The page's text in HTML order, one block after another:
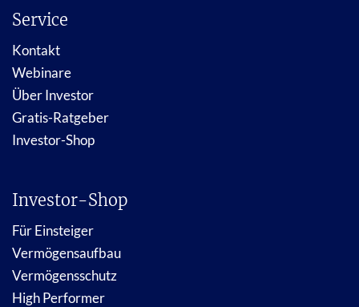
Service
Kontakt
Webinare
Über Investor
Gratis-Ratgeber
Investor-Shop
Investor-Shop
Für Einsteiger
Vermögensaufbau
Vermögensschutz
High Performer